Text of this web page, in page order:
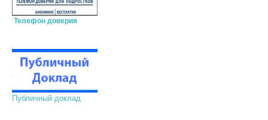
Телефон доверия
Публичный доклад